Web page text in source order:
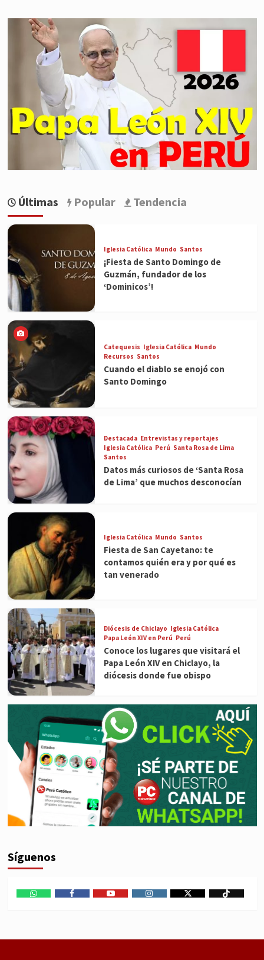
Últimas Popular Tendencia
Iglesia Católica Mundo Santos
¡Fiesta de Santo Domingo de
Guzmán, fundador de los
‘Dominicos’!
Catequesis Iglesia Católica Mundo
Recursos Santos
Cuando el diablo se enojó con
Santo Domingo
Destacada Entrevistas y reportajes
Iglesia Católica Perú Santa Rosa de Lima
Santos
Datos más curiosos de ‘Santa Rosa
de Lima’ que muchos desconocían
Iglesia Católica Mundo Santos
Fiesta de San Cayetano: te
contamos quién era y por qué es
tan venerado
Diócesis de Chiclayo Iglesia Católica
Papa León XIV en Perú Perú
Conoce los lugares que visitará el
Papa León XIV en Chiclayo, la
diócesis donde fue obispo
Síguenos